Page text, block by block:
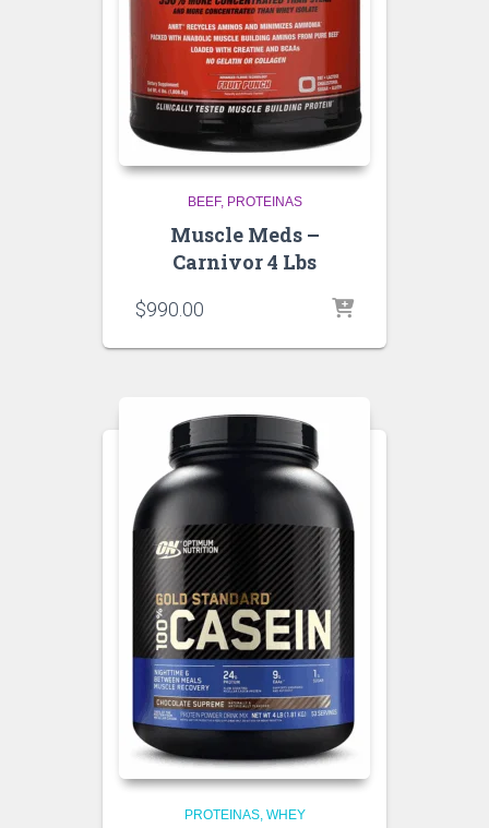
BEEF PROTEINAS
Muscle Meds –
Carnivor 4 Lbs
$990.00
PROTEINAS WHEY